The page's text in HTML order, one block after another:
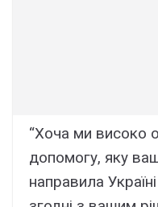
“Хоча ми високо
допомогу, яку
направила